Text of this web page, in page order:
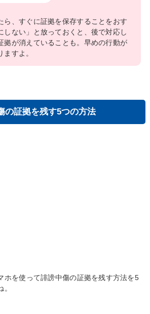
ら、すぐに証拠を保存することをおす
しない」と放っておくと、後で対応し
拠が消えていることも。早めの行動が
すよ。
の証拠を残す5つの方法
ホを使って誹謗中傷の証拠を残す方法を5